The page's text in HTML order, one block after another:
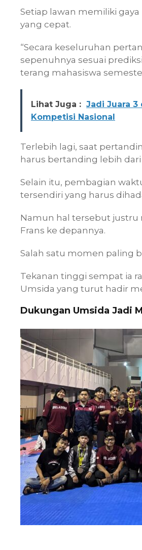
Setiap lawan memiliki
yang cepat.
“Secara keseluruhan
sepenuhnya sesuai
terang mahasiswa
Lihat Juga : Jadi Juara 3
Kompetisi Nasional
Terlebih lagi, saat
harus bertanding lebih
Selain itu, pembagian
tersendiri yang harus
Namun hal tersebut
Frans ke depannya.
Salah satu momen paling
Tekanan tinggi sempat ia
Umsida yang turut hadir
Dukungan Umsida Jadi